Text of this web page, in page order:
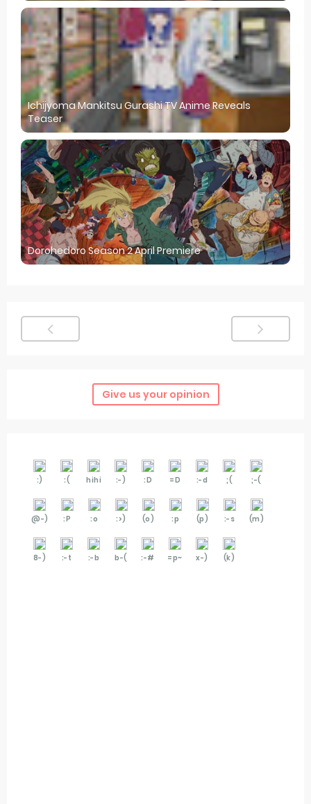
Ichijyoma Mankitsu Gurashi TV Anime Reveals
Teaser
Dorohedoro Season 2 April Premiere
Give us your opinion
:) :( hihi :-) :D =D :-d ;( ;-(
@-) :P :o :>) (o) :p (p) :-s (m)
8-) :-t :-b b-( :-# =p~ x-) (k)